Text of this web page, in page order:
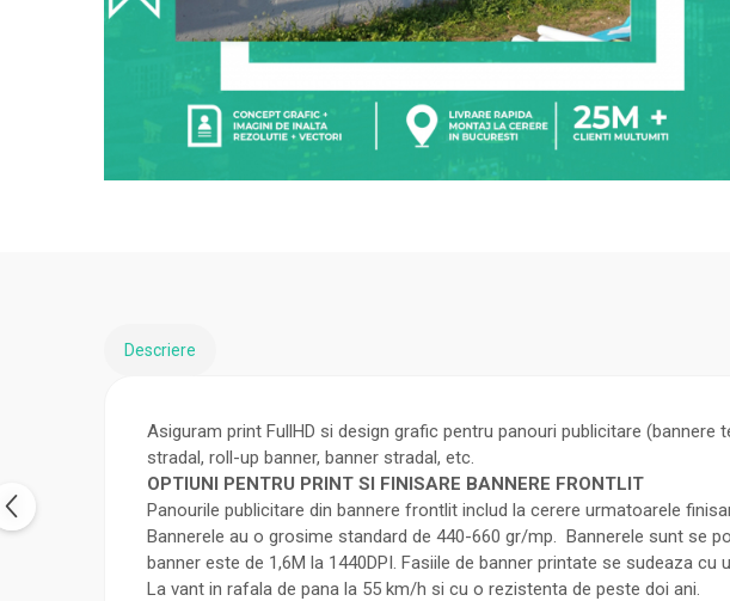
Descriere
Asiguram print FullHD si design grafic pentru panouri publicitare
stradal, roll-up banner, banner stradal, etc.
OPTIUNI PENTRU PRINT SI FINISARE BANNERE FRONTLIT
Panourile publicitare din bannere frontlit includ la cerere urmatoarele
Bannerele au o grosime standard de 440-660 gr/mp. Bannerele sunt se
banner este de 1,6M la 1440DPI. Fasiile de banner printate se sudeaza
La vant in rafala de pana la 55 km/h si cu o rezistenta de peste doi ani.